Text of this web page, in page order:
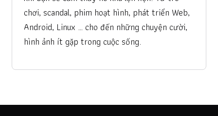
chơi, scandal, phim hoạt hình, phát triển Web,
Android, Linux … cho đến những chuyện cười,
hình ảnh ít gặp trong cuộc sống.